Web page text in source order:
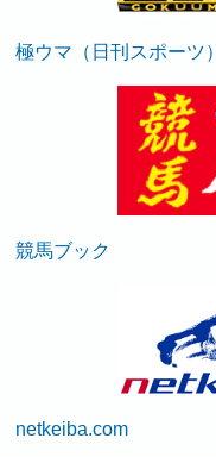
極ウマ（日刊スポーツ）
競馬ブック
netkeiba.com